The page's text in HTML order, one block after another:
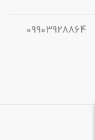
09903928864